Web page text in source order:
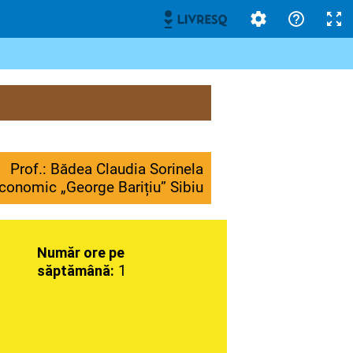
Prof.: Bădea Claudia Sorinela
„George Barițiu” Sibiu
Număr ore pe
săptămână: 1